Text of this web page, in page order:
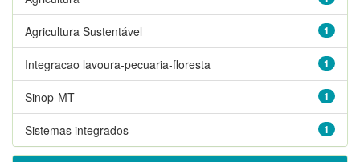
1
Agricultura Sustentável
1
Integracao lavoura-pecuaria-floresta
1
Sinop-MT
1
Sistemas integrados